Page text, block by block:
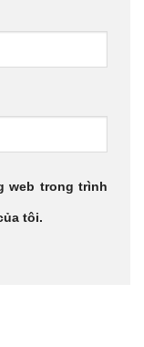
web trong trình
tôi.